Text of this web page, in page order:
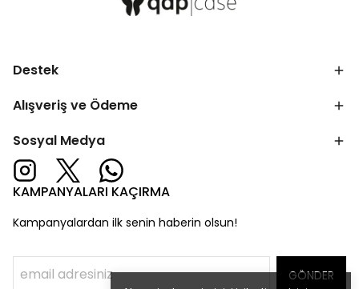
Destek
Alışveriş ve Ödeme
Sosyal Medya
KAMPANYALARI KAÇIRMA
Kampanyalardan ilk senin haberin olsun!
GÖNDER